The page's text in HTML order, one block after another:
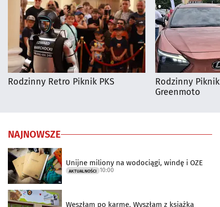
Rodzinny Retro Piknik PKS
Rodzinny
Greenmoto
NAJNOWSZE
Unijne miliony na wodociągi, windę i OZE
AKTUALNOŚCI 10:00
Weszłam po karmę. Wyszłam z książką